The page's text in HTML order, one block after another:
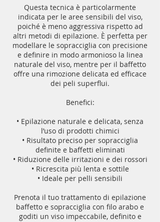
Questa tecnica è particolarmente
indicata per le aree sensibili del viso,
poiché è meno aggressiva rispetto ad
altri metodi di epilazione. È perfetta per
modellare le sopracciglia con precisione
e definire in modo armonioso la linea
naturale del viso, mentre per il baffetto
offre una rimozione delicata ed efficace
dei peli superflui.
Benefici:
• Epilazione naturale e delicata, senza
l’uso di prodotti chimici
• Risultato preciso per sopracciglia
definite e baffetti eliminati
• Riduzione delle irritazioni e dei rossori
• Ricrescita più lenta e sottile
• Ideale per pelli sensibili
Prenota il tuo trattamento di epilazione
baffetto e sopracciglia con filo arabo e
goditi un viso impeccabile, definito e